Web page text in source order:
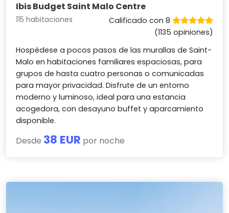
Ibis Budget Saint Malo Centre
115 habitaciones
Calificado con 8
(1135 opiniones)
Hospédese a pocos pasos de las murallas de Saint-
Malo en habitaciones familiares espaciosas, para
grupos de hasta cuatro personas o comunicadas
para mayor privacidad. Disfrute de un entorno
moderno y luminoso, ideal para una estancia
acogedora, con desayuno buffet y aparcamiento
disponible.
Desde 38 EUR por noche